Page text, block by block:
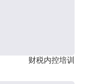
财税内控培训